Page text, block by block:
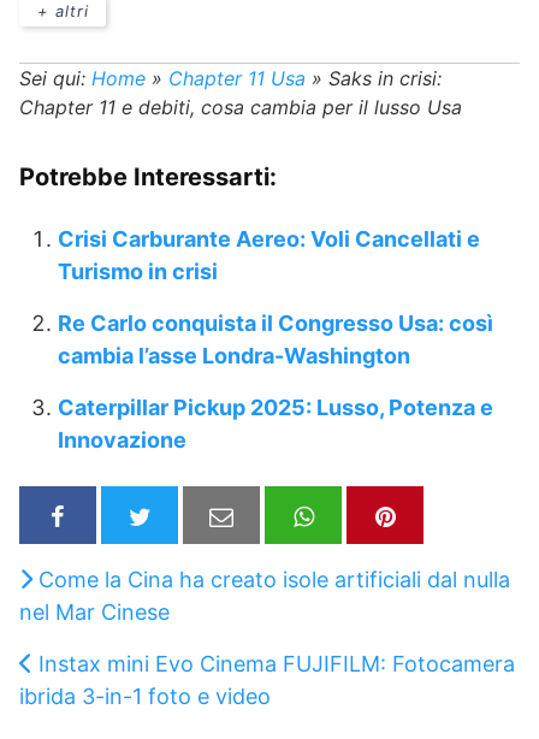
+ altri
Sei qui: Home » Chapter 11 Usa » Saks in crisi:
Chapter 11 e debiti, cosa cambia per il lusso Usa
Potrebbe Interessarti:
Crisi Carburante Aereo: Voli Cancellati e
Turismo in crisi
Re Carlo conquista il Congresso Usa: così
cambia l’asse Londra-Washington
Caterpillar Pickup 2025: Lusso, Potenza e
Innovazione
Come la Cina ha creato isole artificiali dal nulla
nel Mar Cinese
Instax mini Evo Cinema FUJIFILM: Fotocamera
ibrida 3-in-1 foto e video